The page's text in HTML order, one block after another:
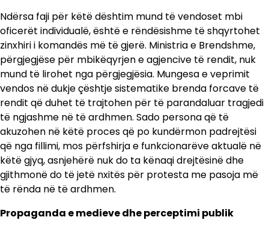
Ndërsa faji për këtë dështim mund të vendoset mbi
oficerët individualë, është e rëndësishme të shqyrtohet
zinxhiri i komandës më të gjerë. Ministria e Brendshme,
përgjegjëse për mbikëqyrjen e agjencive të rendit, nuk
mund të lirohet nga përgjegjësia. Mungesa e veprimit
vendos në dukje çështje sistematike brenda forcave të
rendit që duhet të trajtohen për të parandaluar tragjedi
të ngjashme në të ardhmen. Sado persona që të
akuzohen në këtë proces që po kundërmon padrejtësi
që nga fillimi, mos përfshirja e funkcionarëve aktualë në
këtë gjyq, asnjehërë nuk do ta kënaqi drejtësinë dhe
gjithmonë do të jetë nxitës për protesta me pasoja më
të rënda në të ardhmen.
Propaganda e medieve dhe perceptimi publik